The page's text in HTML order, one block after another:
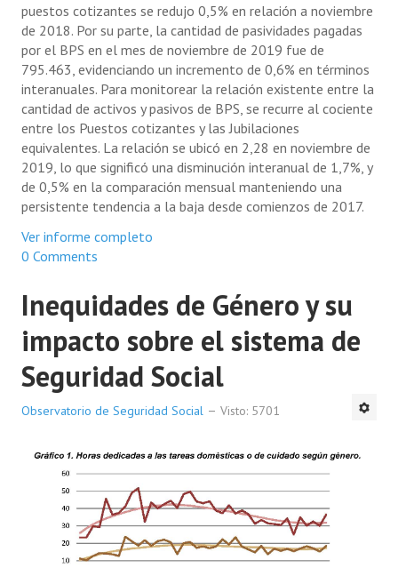
puestos cotizantes se redujo 0,5% en relación a noviembre
de 2018. Por su parte, la cantidad de pasividades pagadas
por el BPS en el mes de noviembre de 2019 fue de
795.463, evidenciando un incremento de 0,6% en términos
interanuales. Para monitorear la relación existente entre la
cantidad de activos y pasivos de BPS, se recurre al cociente
entre los Puestos cotizantes y las Jubilaciones
equivalentes. La relación se ubicó en 2,28 en noviembre de
2019, lo que significó una disminución interanual de 1,7%, y
de 0,5% en la comparación mensual manteniendo una
persistente tendencia a la baja desde comienzos de 2017.
Ver informe completo
0 Comments
Inequidades de Género y su
impacto sobre el sistema de
Seguridad Social
Observatorio de Seguridad Social Visto: 5701